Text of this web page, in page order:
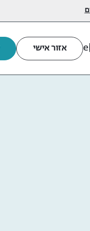
אזור אישי